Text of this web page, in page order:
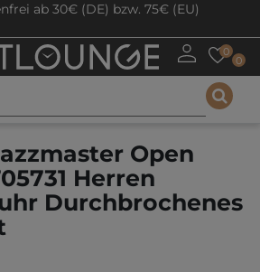
ab 30€ (DE) bzw. 75€ (EU)
0
0
Open
Herren
Durchbrochenes